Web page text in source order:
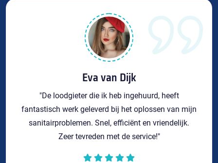
Eva van Dijk
"De loodgieter die ik heb ingehuurd, heeft
fantastisch werk geleverd bij het oplossen van mijn
sanitairproblemen. Snel, efficiënt en vriendelijk.
Zeer tevreden met de service!"